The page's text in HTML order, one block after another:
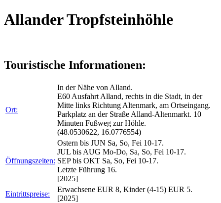
Allander Tropfsteinhöhle
Touristische Informationen:
Ort:
In der Nähe von Alland.
E60 Ausfahrt Alland, rechts in die Stadt, in der
Mitte links Richtung Altenmark, am Ortseingang.
Parkplatz an der Straße Alland-Altenmarkt. 10
Minuten Fußweg zur Höhle.
(48.0530622, 16.0776554)
Öffnungszeiten:
Ostern bis JUN Sa, So, Fei 10-17.
JUL bis AUG Mo-Do, Sa, So, Fei 10-17.
SEP bis OKT Sa, So, Fei 10-17.
Letzte Führung 16.
[2025]
Eintrittspreise:
Erwachsene EUR 8, Kinder (4-15) EUR 5.
[2025]